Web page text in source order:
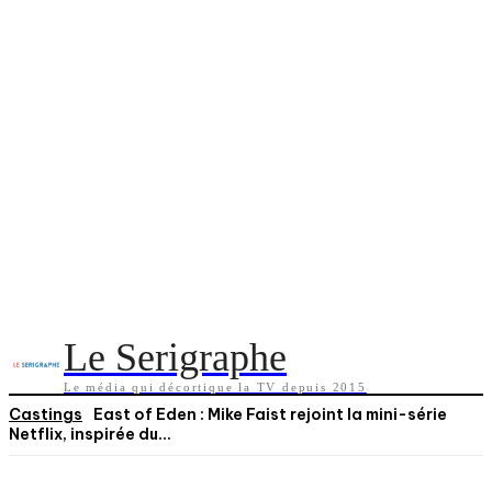
Le Serigraphe
Le média qui décortique la TV depuis 2015
Castings
East of Eden : Mike Faist rejoint la mini-série
Netflix, inspirée du...